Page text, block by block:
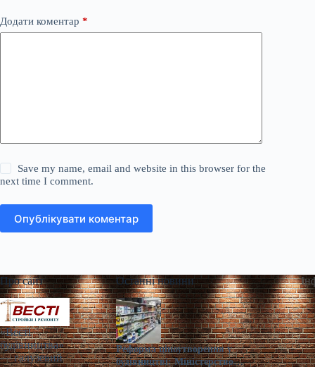
Додати коментар *
Save my name, email and website in this browser for the
next time I comment.
Опублікувати коментар
Про сайт
«Весті
будівництва»
— галузевий
Останні новини
Реформа ціноутворення у
будівництві: Міністерство